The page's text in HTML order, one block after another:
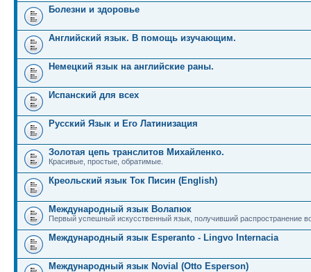
Болезни и здоровье
Английский язык. В помощь изучающим.
Немецкий язык на английские раны.
Испанский для всех
Русский Язык и Его Латинизация
Золотая цепь транслитов Михайленко.
Красивые, простые, обратимые.
Креольский язык Ток Писин (English)
Международный язык Волапюк
Первый успешный искусственный язык, получивший распространение
Международный язык Esperanto - Lingvo Internacia
Международный язык Novial (Otto Esperson)